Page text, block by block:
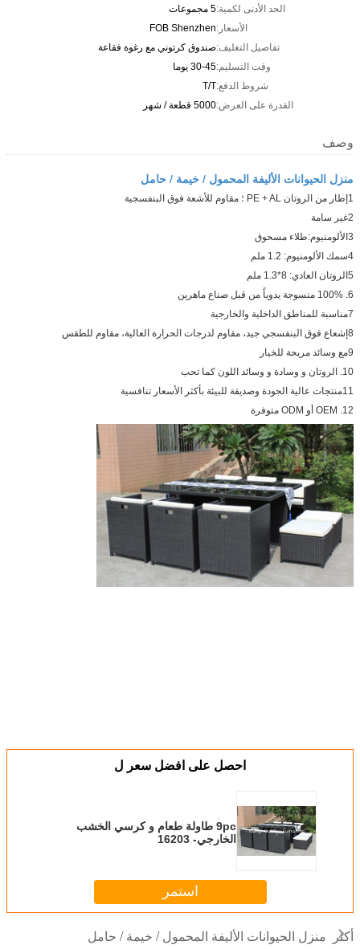
الحد الأدنى لكمية:5 مجموعات
الأسعار:FOB Shenzhen
تفاصيل التغليف:صندوق كرتوني مع رغوة فقاعة
وقت التسليم:30-45 يوما
شروط الدفع:T/T
القدرة على العرض:5000 قطعة / شهر
وصف
منزل الحيوانات الأليفة المحمول / خيمة / حامل
1إطار من الروتان PE + AL ؛ مقاوم للأشعة فوق البنفسجية
2غير سامة
3الألومنيوم:طلاء مسحوق
4سمك الألومنيوم: 1.2 ملم
5الروتان العادي: 8*1.3 ملم
6. 100% منسوجة يدوياً من قبل صناع ماهرين
7مناسبة للمناطق الداخلية والخارجية
8إشعاع فوق البنفسجي جيد، مقاوم لدرجات الحرارة العالية، مقاوم للطقس
9مع وسائد مريحة للخيار
10. الروتان و وسادة و وسائد اللون كما تحب
11منتجات عالية الجودة وصديقة للبيئة بأكثر الأسعار تنافسية
12. OEM أو ODM متوفرة
احصل على افضل سعر ل
9pc طاولة طعام و كرسي الخشب
الخارجي- 16203
استمر
أكثر منزل الحيوانات الأليفة المحمول / خيمة / حامل